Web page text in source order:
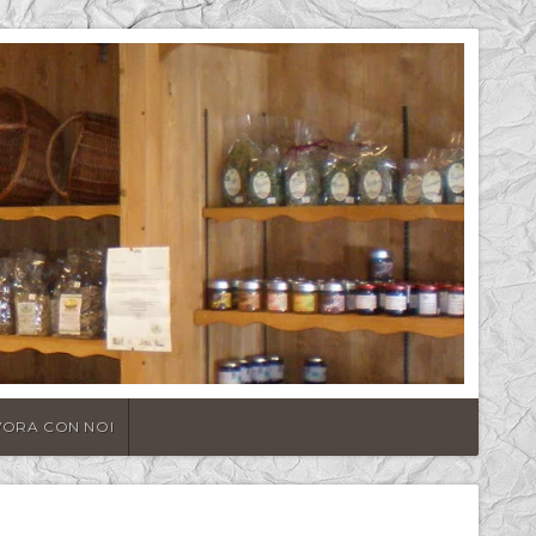
CON NOI